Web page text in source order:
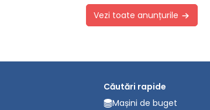
Vezi toate anunțurile
Căutări rapide
Mașini de buget